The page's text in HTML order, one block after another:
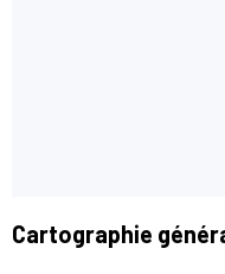
Cartographie